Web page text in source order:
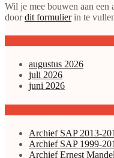
Wil je mee bouwen aan
doordit formulierin te
augustus 2026
juli 2026
juni 2026
Archief SAP 2013-
Archief SAP 1999-
Archief Ernest Mandel